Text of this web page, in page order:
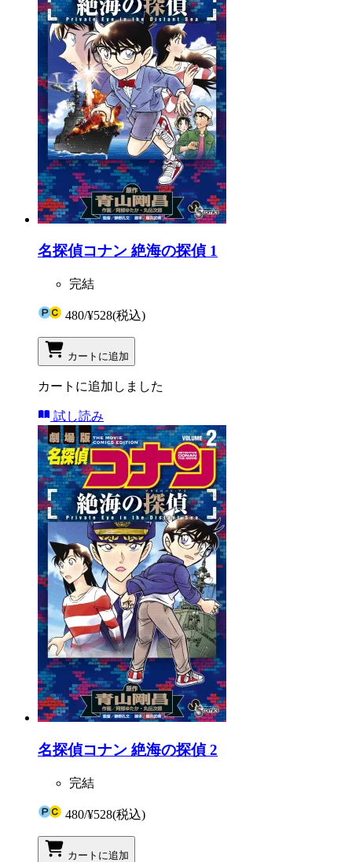
名探偵コナン 絶海の探偵 1
完結
480/¥528(税込)
カートに追加
カートに追加しました
試し読み
名探偵コナン 絶海の探偵 2
完結
480/¥528(税込)
カートに追加